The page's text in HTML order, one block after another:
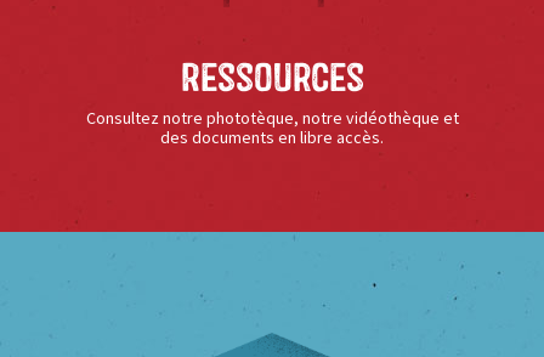
Ressources
Consultez notre phototèque, notre vidéothèque et
des documents en libre accès.